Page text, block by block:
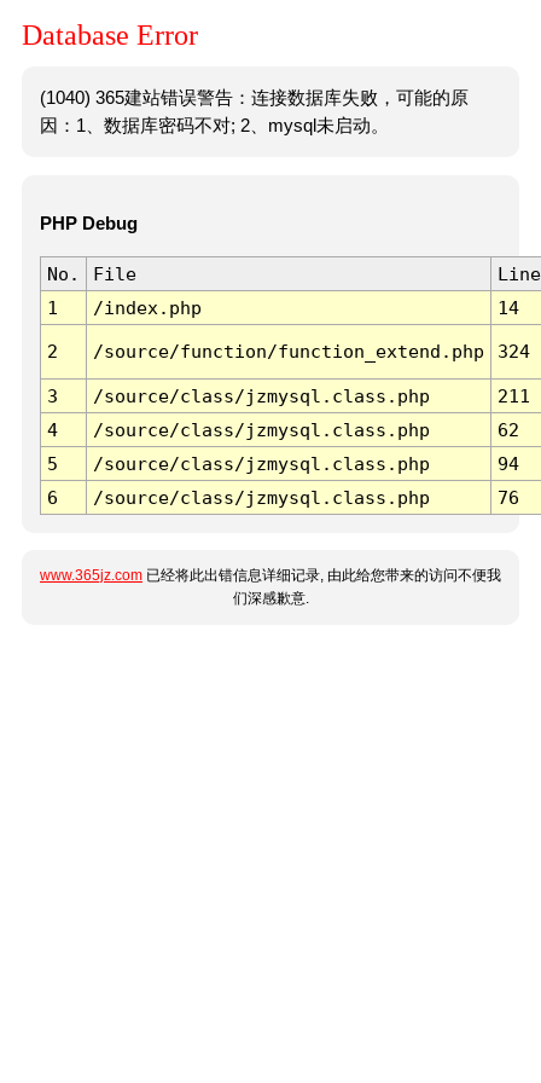
Database Error
(1040) 365建站错误警告：连接数据库失败，可能的原
因：1、数据库密码不对; 2、mysql未启动。
PHP Debug
No. File
Line
1
/index.php 14
2 /source/function/function_extend.php 324
3 /source/class/jzmysql.class.php
211
4
/source/class/jzmysql.class.php
62
5
/source/class/jzmysql.class.php
94
6
/source/class/jzmysql.class.php 76
www.365jz.com 已经将此出错信息详细记录, 由此给您带来的访问不便我
们深感歉意.